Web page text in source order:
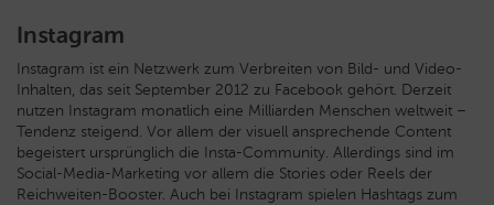
Instagram
Instagram ist ein Netzwerk zum Verbreiten von Bild- und Video-
Inhalten, das seit September 2012 zu Facebook gehört. Derzeit
nutzen Instagram monatlich eine Milliarden Menschen weltweit –
Tendenz steigend. Vor allem der visuell ansprechende Content
begeistert ursprünglich die Insta-Community. Allerdings sind im
Social-Media-Marketing vor allem die Stories oder Reels der
Reichweiten-Booster. Auch bei Instagram spielen Hashtags zum